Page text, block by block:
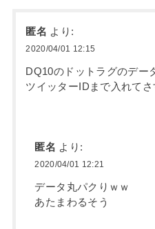
匿名 より:
2020/04/01 12:15
DQ10のドットラグのデー
ツイッターIDまで入れて
匿名 より:
2020/04/01 12:21
データ丸パクりｗｗ
あたまわるそう